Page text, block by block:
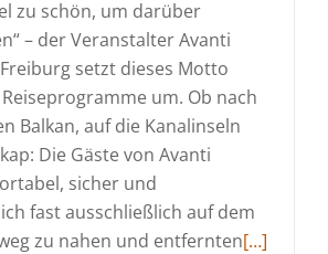
zu schön, um darüber
– der Veranstalter Avanti
setzt dieses Motto
um. Ob nach
Balkan, auf die Kanalinseln
Die Gäste von Avanti
sicher und
fast ausschließlich auf dem
zu nahen und entferntenRead
[…]